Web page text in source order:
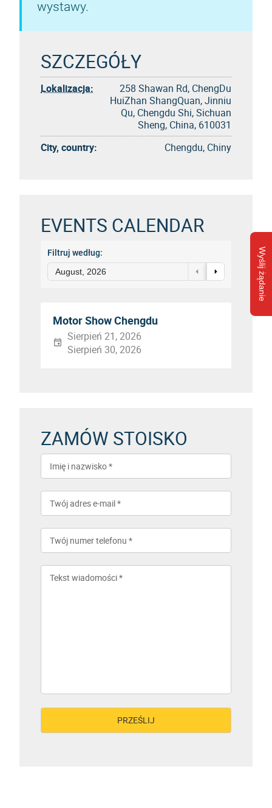
Wyślij żądanie
wystawy.
SZCZEGÓŁY
Lokalizacja:
258 Shawan Rd, ChengDu
HuiZhan ShangQuan, Jinniu
Qu, Chengdu Shi, Sichuan
Sheng, China, 610031
City, country:
Chengdu, Chiny
EVENTS CALENDAR
Filtruj według:
August, 2026
Motor Show Chengdu
Sierpień 21, 2026
Sierpień 30, 2026
ZAMÓW STOISKO